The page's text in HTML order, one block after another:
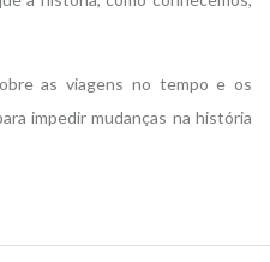
as viagens no tempo e os
impedir mudanças na história